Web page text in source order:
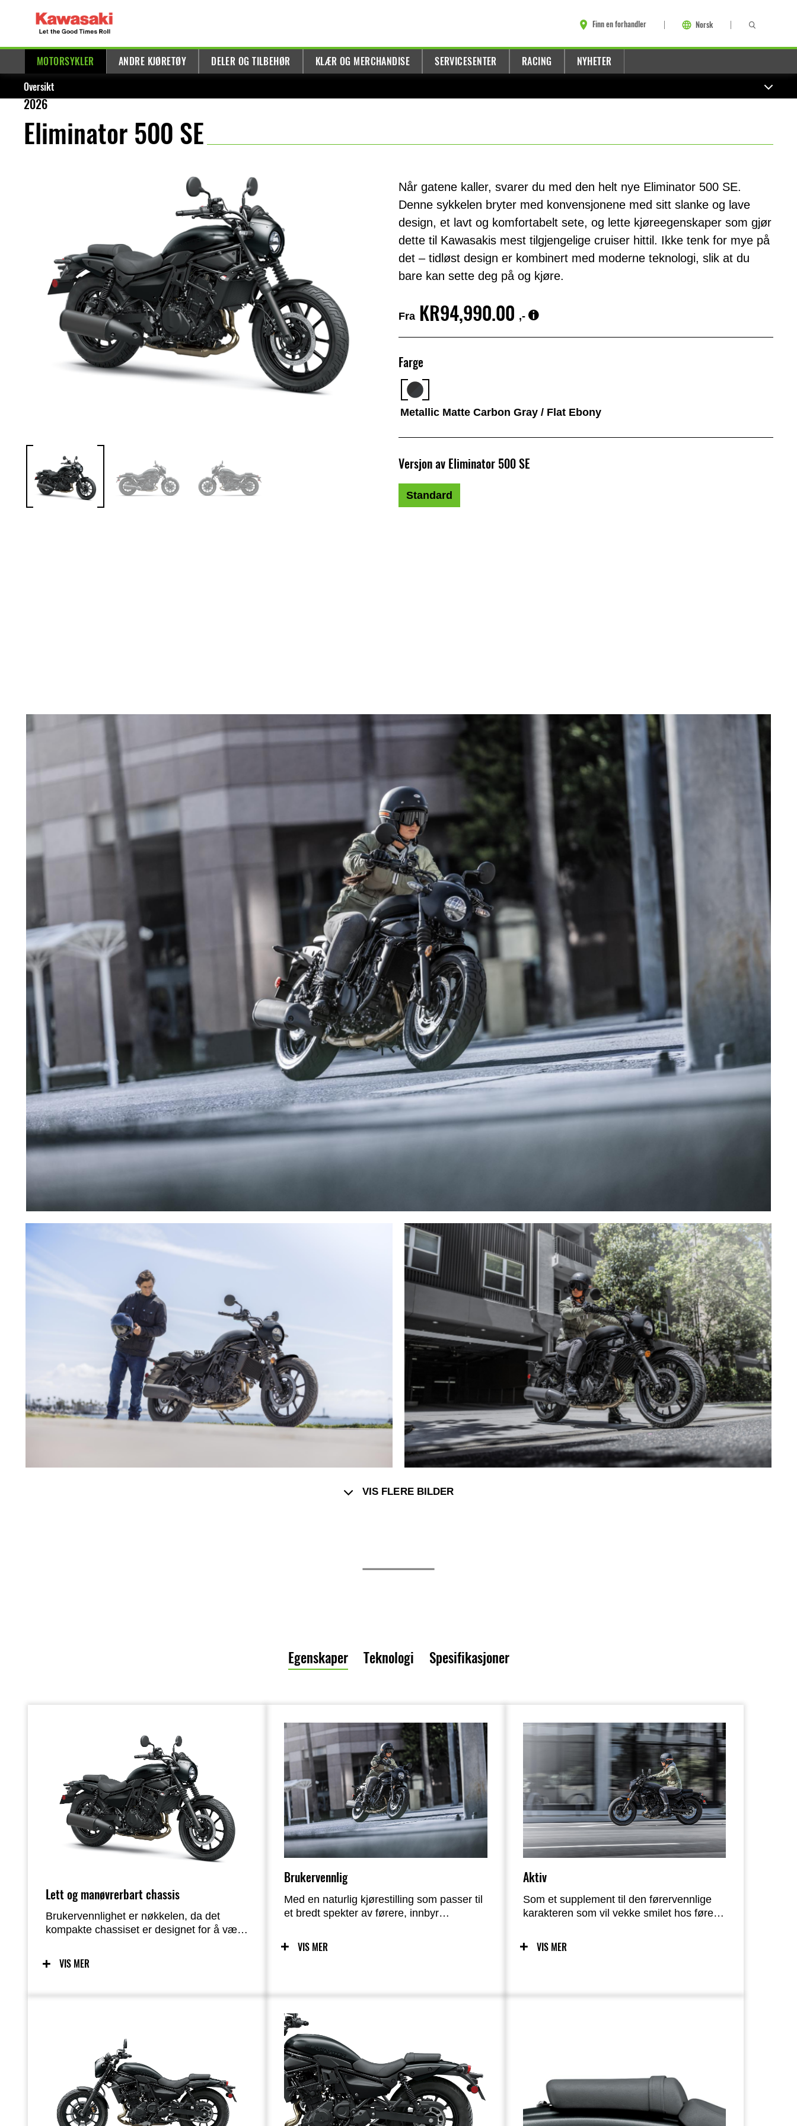
Finn en forhandler Norsk
MOTORSYKLER ANDRE KJØRETØY DELER OG TILBEHØR KLÆR OG MERCHANDISE SERVICESENTER RACING NYHETER
Oversikt
2026
Eliminator 500 SE
Når gatene kaller, svarer du med den helt nye Eliminator 500 SE.
Denne sykkelen bryter med konvensjonene med sitt slanke og lave
design, et lavt og komfortabelt sete, og lette kjøreegenskaper som gjør
dette til Kawasakis mest tilgjengelige cruiser hittil. Ikke tenk for mye på
det – tidløst design er kombinert med moderne teknologi, slik at du
bare kan sette deg på og kjøre.
Fra KR94,990.00 ,-
Farge
Metallic Matte Carbon Gray / Flat Ebony
Versjon av Eliminator 500 SE
Standard
VIS FLERE BILDER
Egenskaper Teknologi Spesifikasjoner
Lett og manøvrerbart chassis
Brukervennlighet er nøkkelen, da det
kompakte chassiset er designet for å være
kjøreegenskaper – takket være et chassis
utviklet med fokus på lav vekt,
manøvrere sykkelen ved parkering.
VIS MER
Brukervennlig
Med en naturlig kjørestilling som passer til
et bredt spekter av førere, innbyr
setter deg på den. Den lave vekten og den
gode massesentraliseringen gjør det til en
karakter gjør Eliminator til en ideell partner
for hverdagsreisen.
VIS MER
Aktiv
Som et supplement til den førervennlige
karakteren som vil vekke smilet hos førere
motorsykkel, støttes Eliminator opp av
aktive ytelser hentet fra den Ninja-baserte
VIS MER